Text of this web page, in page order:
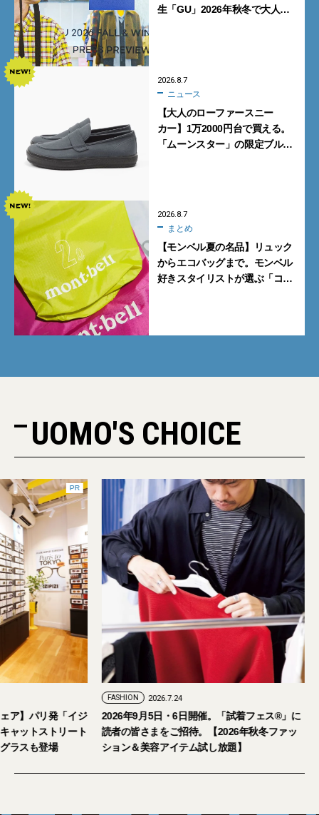
生「GU」2026年秋冬で大人メ
2026.8.7
ニュース
【大人のローファースニー
カー】1万2000円台で買える。
「ムーンスター」の限定ブルー
2026.8.7
まとめ
【モンベル夏の名品】リュック
からエコバッグまで。モンベル
好きスタイリストが選ぶ「コス
UOMO'S CHOICE
PR
【おしゃれな大人のアイウェア】パリ発「イジ
ピジ」が国内初の旗艦店をキャットストリート
にオープン。日本限定サングラスも登場
2026年9月5日・6
読者の皆さまをご
ション＆美容アイ